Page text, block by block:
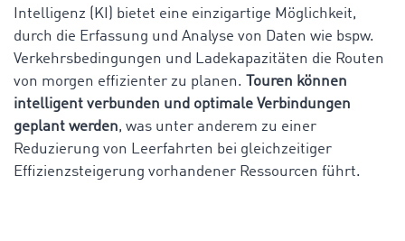
Intelligenz (KI) bietet eine einzigartige Möglichkeit,
durch die Erfassung und Analyse von Daten wie bspw.
Verkehrsbedingungen und Ladekapazitäten die Routen
von morgen effizienter zu planen.
Touren können
intelligent verbunden und optimale Verbindungen
geplant werden, was unter anderem zu einer
Reduzierung von Leerfahrten bei gleichzeitiger
Effizienzsteigerung vorhandener Ressourcen führt.